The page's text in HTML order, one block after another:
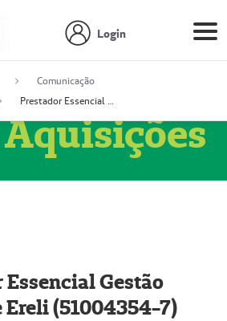
Login
Comunicação
Prestador Essencial Gestão em Saúde Ereli (51004354-7)
Gestão
Ereli (51004354-7)